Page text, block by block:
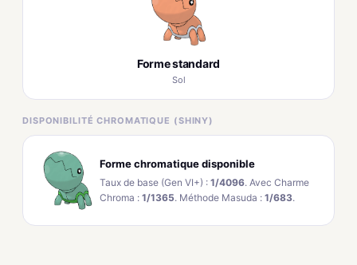
Forme standard
Sol
DISPONIBILITÉ CHROMATIQUE (SHINY)
Forme chromatique disponible
Taux de base (Gen VI+) : 1/4096. Avec Charme
Chroma : 1/1365. Méthode Masuda : 1/683.